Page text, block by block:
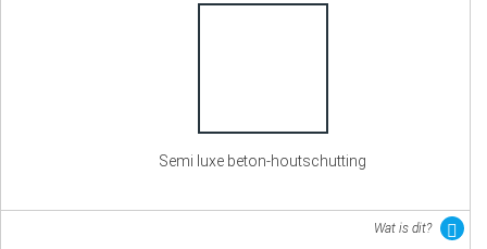
Semi luxe beton-houtschutting
Wat is dit?